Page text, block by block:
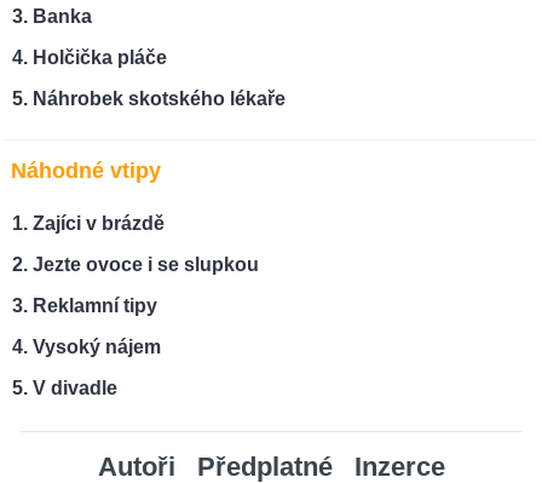
Banka
Holčička pláče
Náhrobek skotského lékaře
Náhodné vtipy
Zajíci v brázdě
Jezte ovoce i se slupkou
Reklamní tipy
Vysoký nájem
V divadle
Autoři Předplatné Inzerce